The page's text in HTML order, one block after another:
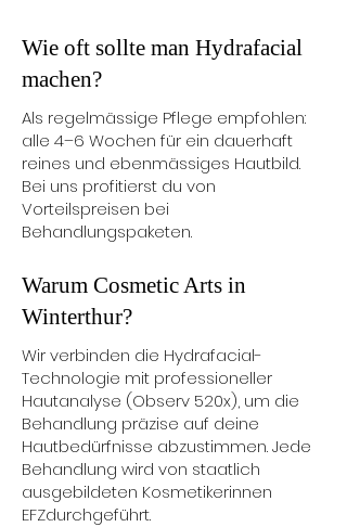
Wie oft sollte man Hydrafacial
machen?
Als regelmässige Pflege empfohlen:
alle 4–6 Wochen für ein dauerhaft
reines und ebenmässiges Hautbild.
Bei uns profitierst du von
Vorteilspreisen bei
Behandlungspaketen.
Warum Cosmetic Arts in
Winterthur?
Wir verbinden die Hydrafacial-
Technologie mit professioneller
Hautanalyse (Observ 520x), um die
Behandlung präzise auf deine
Hautbedürfnisse abzustimmen. Jede
Behandlung wird von staatlich
ausgebildeten Kosmetikerinnen
EFZdurchgeführt.